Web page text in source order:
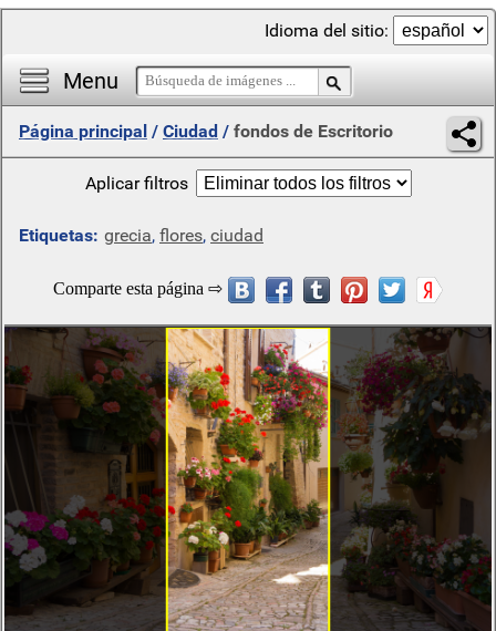
Menu
Idioma del sitio:
Página principal / Ciudad / fondos de Escritorio
Aplicar filtros
Etiquetas: grecia, flores, ciudad